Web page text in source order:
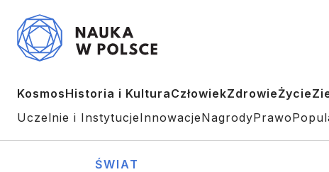
KosmosHistoria i KulturaCzłowiekZdrowieŻycie
Uczelnie i InstytucjeInnowacjeNagrodyPrawo
ŚWIAT